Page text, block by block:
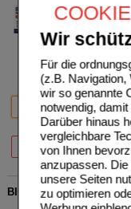
Wir
Für die
(z.B. Navigation,
wir so genannte
notwendig,
Darüber hinaus
vergleichbare
von Ihnen
anzupassen.
unsere Seiten
zu optimieren
10252151
20 St
20%
100 St
29%
BIOLECTRA